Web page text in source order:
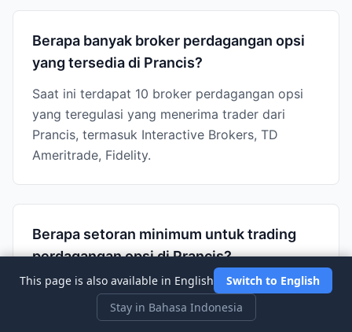
Berapa banyak broker perdagangan opsi
yang tersedia di Prancis?
Saat ini terdapat 10 broker perdagangan opsi
yang teregulasi yang menerima trader dari
Prancis, termasuk Interactive Brokers, TD
Ameritrade, Fidelity.
Berapa setoran minimum untuk trading
perdagangan opsi di Prancis?
Setoran minimum terendah di antara broker
perdagangan opsi di Prancis adalah $0
This page is also available in English
Switch to English
Stay in Bahasa Indonesia